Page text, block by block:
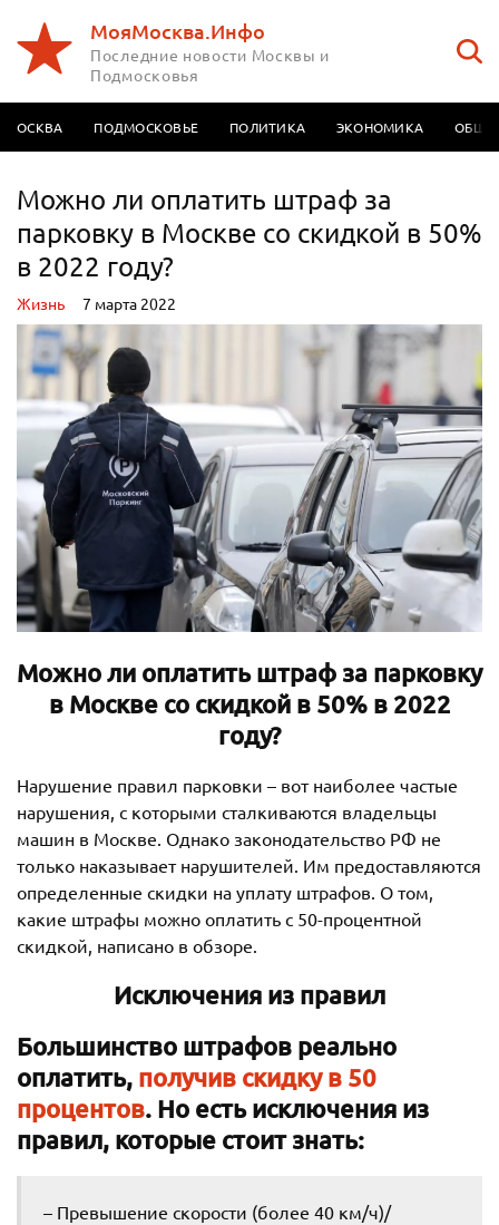
МояМосква.Инфо
Последние новости Москвы и
Подмосковья
МОСКВА ПОДМОСКОВЬЕ ПОЛИТИКА ЭКОНОМИКА
Можно ли оплатить штраф за
парковку в Москве со скидкой в 50%
в 2022 году?
Жизнь 7 марта 2022
Можно ли оплатить штраф за парковку
в Москве со скидкой в 50% в 2022
году?
Нарушение правил парковки – вот наиболее частые
нарушения, с которыми сталкиваются владельцы
машин в Москве. Однако законодательство РФ не
только наказывает нарушителей. Им предоставляются
определенные скидки на уплату штрафов. О том,
какие штрафы можно оплатить с 50-процентной
скидкой, написано в обзоре.
Исключения из правил
Большинство штрафов реально
оплатить, получив скидку в 50
процентов. Но есть исключения из
правил, которые стоит знать:
– Превышение скорости (более 40 км/ч)/